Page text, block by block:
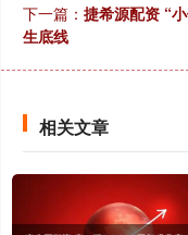
下一篇： 捷希源配资 “
生底线
相关文章